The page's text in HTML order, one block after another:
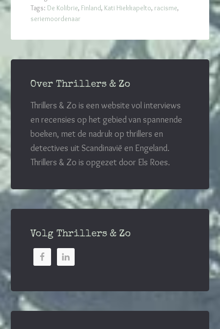
Tags: De Kolibrie, Finland, Kati Hiekkapelto, racisme,
seriemoordenaar
Over Thrillers & Zo
Thrillers & Zo is een website vol interviews
en recensies op het gebied van spannende
boeken, met de nadruk op thrillers en
detectives uit Scandinavië en Engeland.
Thrillers & Zo is opgezet door Els Roes.
Volg Thrillers & Zo